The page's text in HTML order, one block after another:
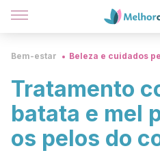
Bem-estar Beleza e cuidados
Tratamento
batata e mel
os pelos do